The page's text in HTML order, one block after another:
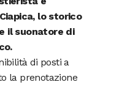
lo storico
il suonatore di
di posti a
la prenotazione